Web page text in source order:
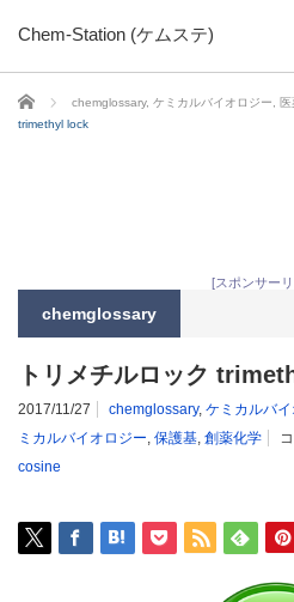
Chem-Station (ケムステ)
ホーム chemglossary, ケミカルバイオロジー
trimethyl lock
[スポンサー
chemglossary
トリメチルロック
2017/11/27 chemglossary, ケミカルバ
ミカルバイオロジー, 保護基, 創薬化学
cosine